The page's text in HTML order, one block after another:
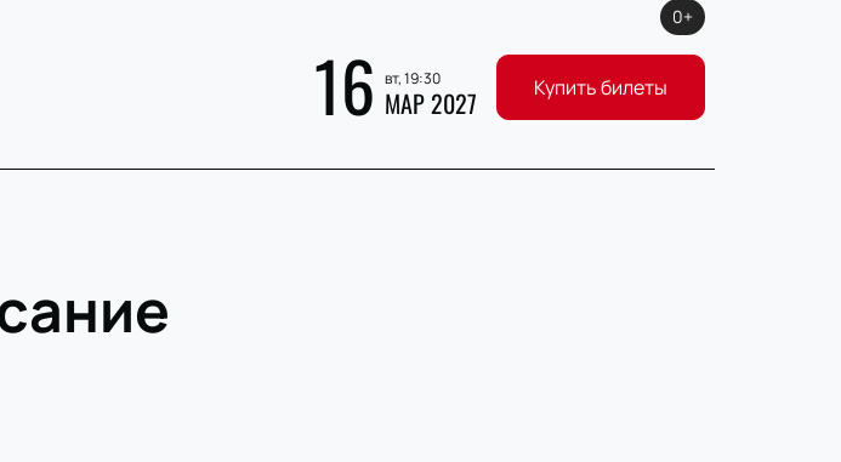
16 вт, 19:30
МАР 2027
0+
Купить билеты